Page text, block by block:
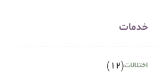
خدمات
اختلالات(12)